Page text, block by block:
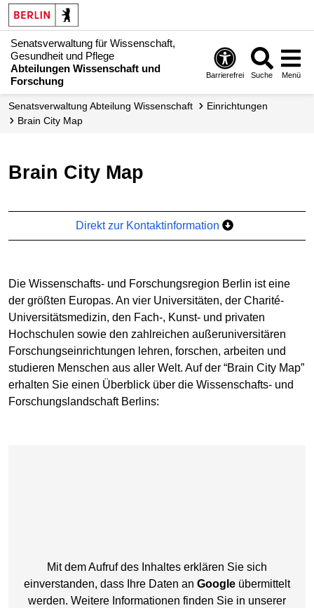
Senatsverwaltung für Wissenschaft,
Gesundheit und Pflege
Abteilungen Wissenschaft und
Forschung
Barrierefrei Suche Menü
Senats­verwaltung Abteilung Wissenschaft
Einrichtungen
Brain City Map
Brain City Map
Direkt zur Kontaktinformation
Die Wissenschafts- und Forschungsregion Berlin ist eine
der größten Europas. An vier Universitäten, der Charité-
Universitätsmedizin, den Fach-, Kunst- und privaten
Hochschulen sowie den zahlreichen außeruniversitären
Forschungseinrichtungen lehren, forschen, arbeiten und
studieren Menschen aus aller Welt. Auf der “Brain City Map”
erhalten Sie einen Überblick über die Wissenschafts- und
Forschungslandschaft Berlins:
Mit dem Aufruf des Inhaltes erklären Sie sich
einverstanden, dass Ihre Daten an Google übermittelt
werden. Weitere Informationen finden Sie in unserer